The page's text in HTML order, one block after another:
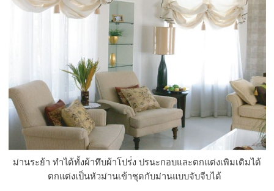
ม่านระย้า ทำได้ทั้งผ้าทึบผ้าโปร่่ง ปรนะกอบและตกแต่งเพิมเติมได้
ตกแต่งเป็นหัวม่านเข้าชุดกับม่านแบบจับจีบได้